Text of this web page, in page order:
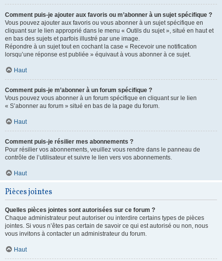
Comment puis-je ajouter aux favoris ou m’abonner à un sujet spécifique ?
Vous pouvez ajouter aux favoris ou vous abonner à un sujet spécifique en
cliquant sur le lien approprié dans le menu « Outils du sujet », situé en haut et
en bas des sujets et parfois illustré par une image.
Répondre à un sujet tout en cochant la case « Recevoir une notification
lorsqu’une réponse est publiée » équivaut à vous abonner à ce sujet.
Haut
Comment puis-je m’abonner à un forum spécifique ?
Vous pouvez vous abonner à un forum spécifique en cliquant sur le lien
« S’abonner au forum » situé en bas de la page du forum.
Haut
Comment puis-je résilier mes abonnements ?
Pour résilier vos abonnements, veuillez vous rendre dans le panneau de
contrôle de l’utilisateur et suivre le lien vers vos abonnements.
Haut
Pièces jointes
Quelles pièces jointes sont autorisées sur ce forum ?
Chaque administrateur peut autoriser ou interdire certains types de pièces
jointes. Si vous n’êtes pas certain de savoir ce qui est autorisé ou non, nous
vous invitons à contacter un administrateur du forum.
Haut